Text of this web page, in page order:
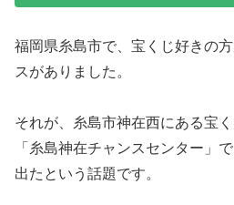
福岡県糸島市で、宝くじ好きの
スがありました。
それが、糸島市神在西にある宝
「糸島神在チャンスセンター」
出たという話題です。